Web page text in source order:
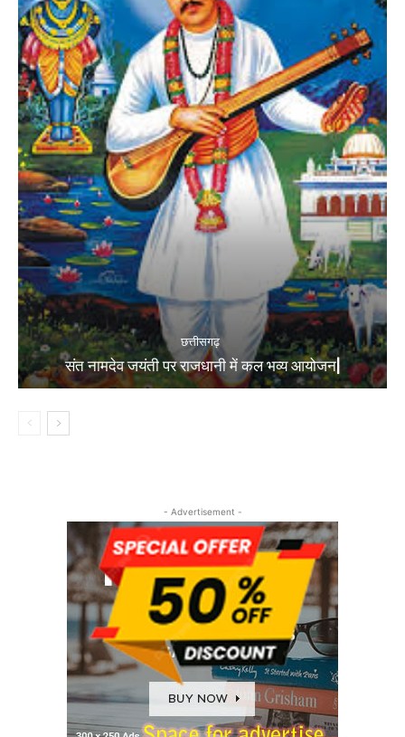
छत्तीसगढ़
संत नामदेव जयंती पर राजधानी में कल भव्य आयोजन|
- Advertisement -